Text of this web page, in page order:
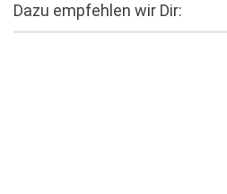
Dazu empfehlen wir Dir: